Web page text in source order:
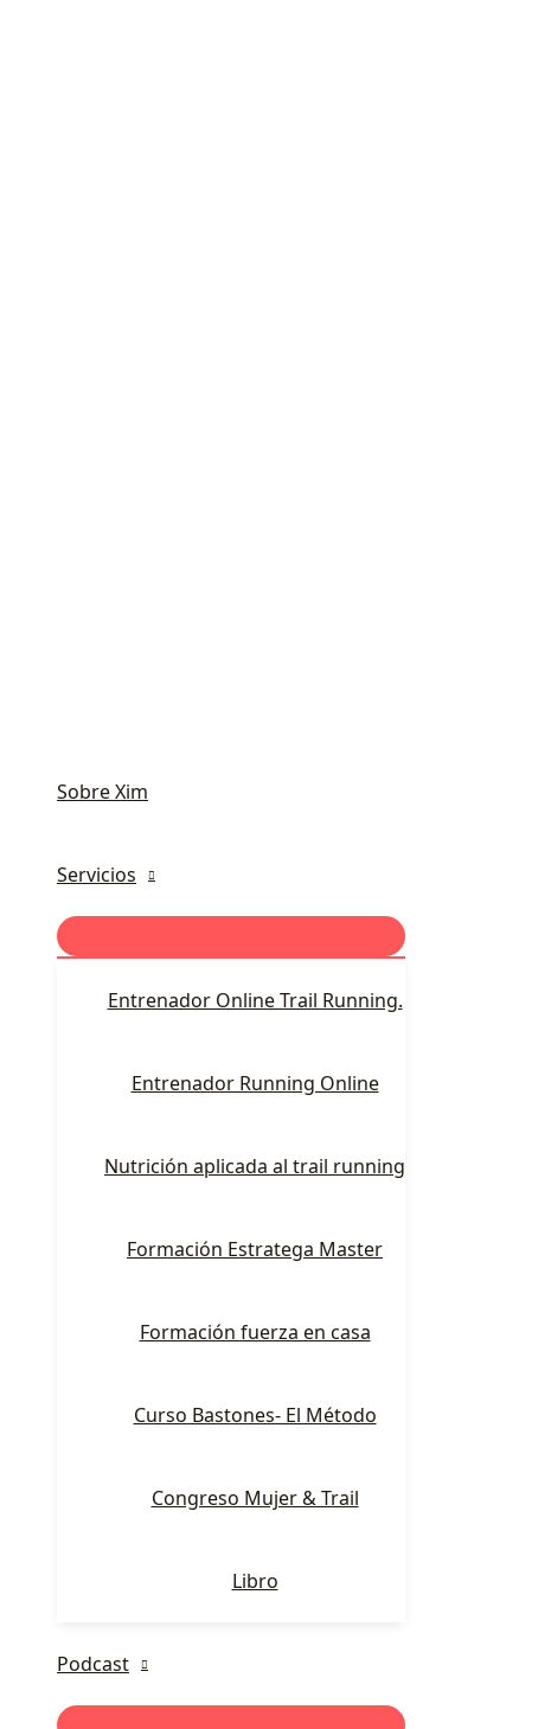
Sobre Xim
Servicios
Entrenador Online Trail Running.
Entrenador Running Online
Nutrición aplicada al trail running
Formación Estratega Master
Formación fuerza en casa
Curso Bastones- El Método
Congreso Mujer & Trail
Libro
Podcast